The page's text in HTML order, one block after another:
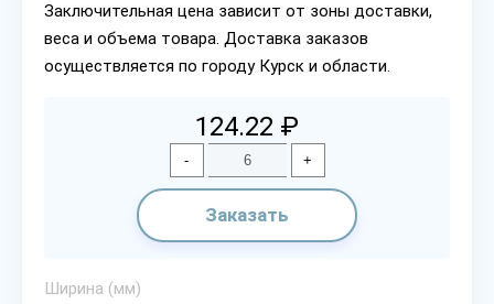
Заключительная цена зависит от зоны доставки,
веса и объема товара. Доставка заказов
осуществляется по городу Курск и области.
124.22 ₽
- +
Заказать
Ширина (мм)